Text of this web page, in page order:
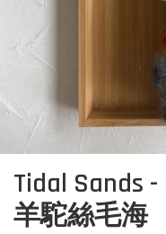
Tidal Sands
羊駝絲毛海